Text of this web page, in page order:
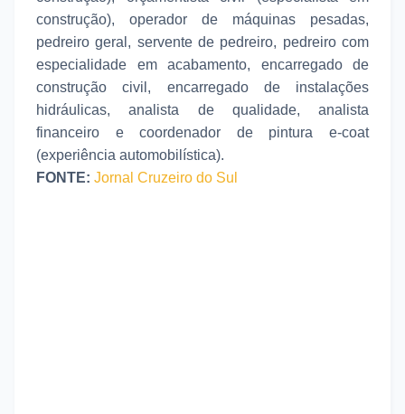
construção), operador de máquinas pesadas,
pedreiro geral, servente de pedreiro, pedreiro com
especialidade em acabamento, encarregado de
construção civil, encarregado de instalações
hidráulicas, analista de qualidade, analista
financeiro e coordenador de pintura e-coat
(experiência automobilística).
FONTE: Jornal Cruzeiro do Sul